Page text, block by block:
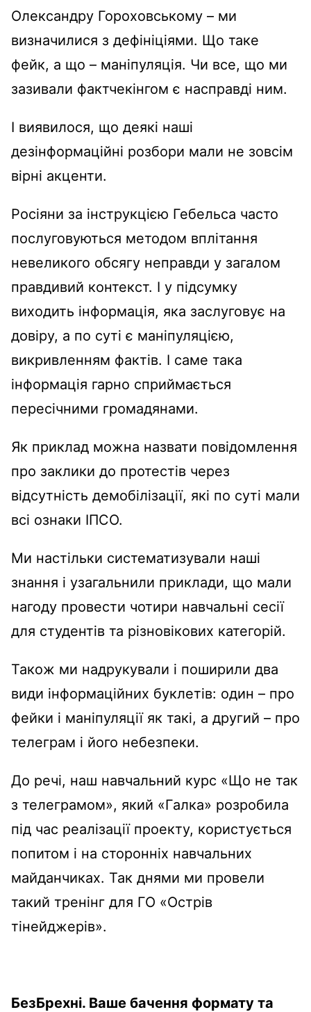
Олександру Гороховському – ми
визначилися з дефініціями. Що таке
фейк, а що – маніпуляція. Чи все, що ми
зазивали фактчекінгом є насправді ним.
І виявилося, що деякі наші
дезінформаційні розбори мали не зовсім
вірні акценти.
Росіяни за інструкцією Гебельса часто
послуговуються методом вплітання
невеликого обсягу неправди у загалом
правдивий контекст. І у підсумку
виходить інформація, яка заслуговує на
довіру, а по суті є маніпуляцією,
викривленням фактів. І саме така
інформація гарно сприймається
пересічними громадянами.
Як приклад можна назвати повідомлення
про заклики до протестів через
відсутність демобілізації, які по суті мали
всі ознаки ІПСО.
Ми настільки систематизували наші
знання і узагальнили приклади, що мали
нагоду провести чотири навчальні сесії
для студентів та різновікових категорій.
Також ми надрукували і поширили два
види інформаційних буклетів: один – про
фейки і маніпуляції як такі, а другий – про
телеграм і його небезпеки.
До речі, наш навчальний курс «Що не так
з телеграмом», який «Галка» розробила
під час реалізації проекту, користується
попитом і на сторонніх навчальних
майданчиках. Так днями ми провели
такий тренінг для ГО «Острів
тінейджерів».
БезБрехні. Ваше бачення формату та